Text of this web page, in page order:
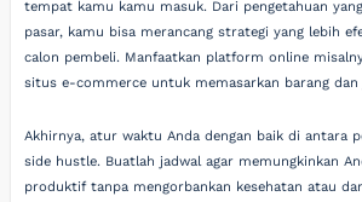
tempat kamu kamu masuk. Dari pengetahuan
pasar, kamu bisa merancang strategi yang lebih
calon pembeli. Manfaatkan platform online
situs e-commerce untuk memasarkan barang dan
Akhirnya, atur waktu Anda dengan baik di antara
side hustle. Buatlah jadwal agar memungkinkan
produktif tanpa mengorbankan kesehatan atau